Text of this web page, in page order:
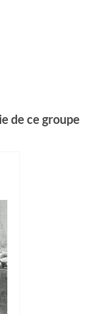
de ce groupe